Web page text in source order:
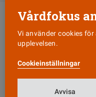
Läs
Vårdfokus
Vi använder cookies
upplevelsen.
Cookieinställningar
Avvisa